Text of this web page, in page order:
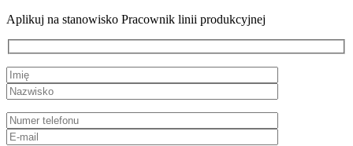
Aplikuj na stanowisko Pracownik linii produkcyjnej